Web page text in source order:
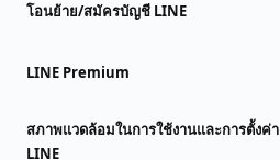
โอนย้าย/สมัครบัญชี LINE
LINE Premium
สภาพแวดล้อมในการใช้งานและการตั้งค่า
LINE